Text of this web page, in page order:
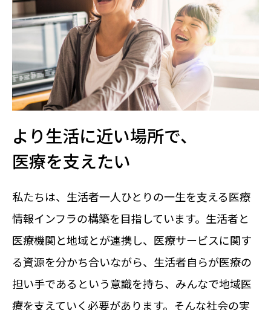
より生活に近い場所で、
医療を支えたい
私たちは、生活者一人ひとりの一生を支える医療
情報インフラの構築を目指しています。生活者と
医療機関と地域とが連携し、医療サービスに関す
る資源を分かち合いながら、生活者自らが医療の
担い手であるという意識を持ち、みんなで地域医
療を支えていく必要があります。そんな社会の実